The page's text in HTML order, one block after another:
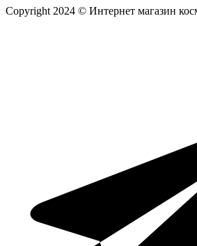
Copyright 2024 © Интернет магазин